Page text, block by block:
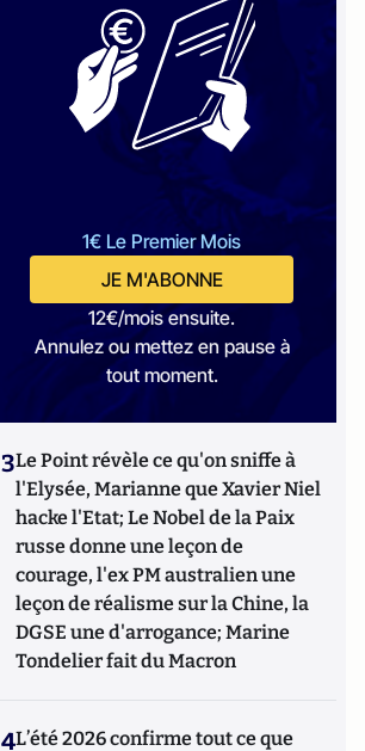
1€ Le Premier Mois
JE M'ABONNE
12€/mois ensuite.
Annulez ou mettez en pause à
tout moment.
3Le Point révèle ce qu'on sniffe à
l'Elysée, Marianne que Xavier Niel
hacke l'Etat; Le Nobel de la Paix
russe donne une leçon de
courage, l'ex PM australien une
leçon de réalisme sur la Chine, la
DGSE une d'arrogance; Marine
Tondelier fait du Macron
4L’été 2026 confirme tout ce que